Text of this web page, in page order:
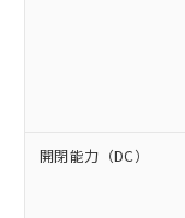
開閉能力（DC）